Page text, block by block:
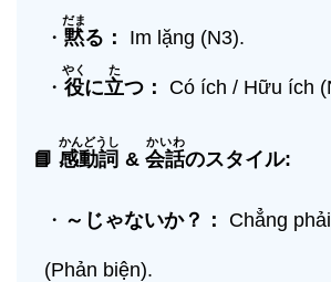
・ 黙
だま
る： Im lặng (N3).
・ 役
やく
に立
た
つ： Có ích / Hữu ích
📘 感動詞
かんどうし
& 会話
かいわ
のスタイル:
・ ～じゃないか？： Chẳng
(Phản biện).